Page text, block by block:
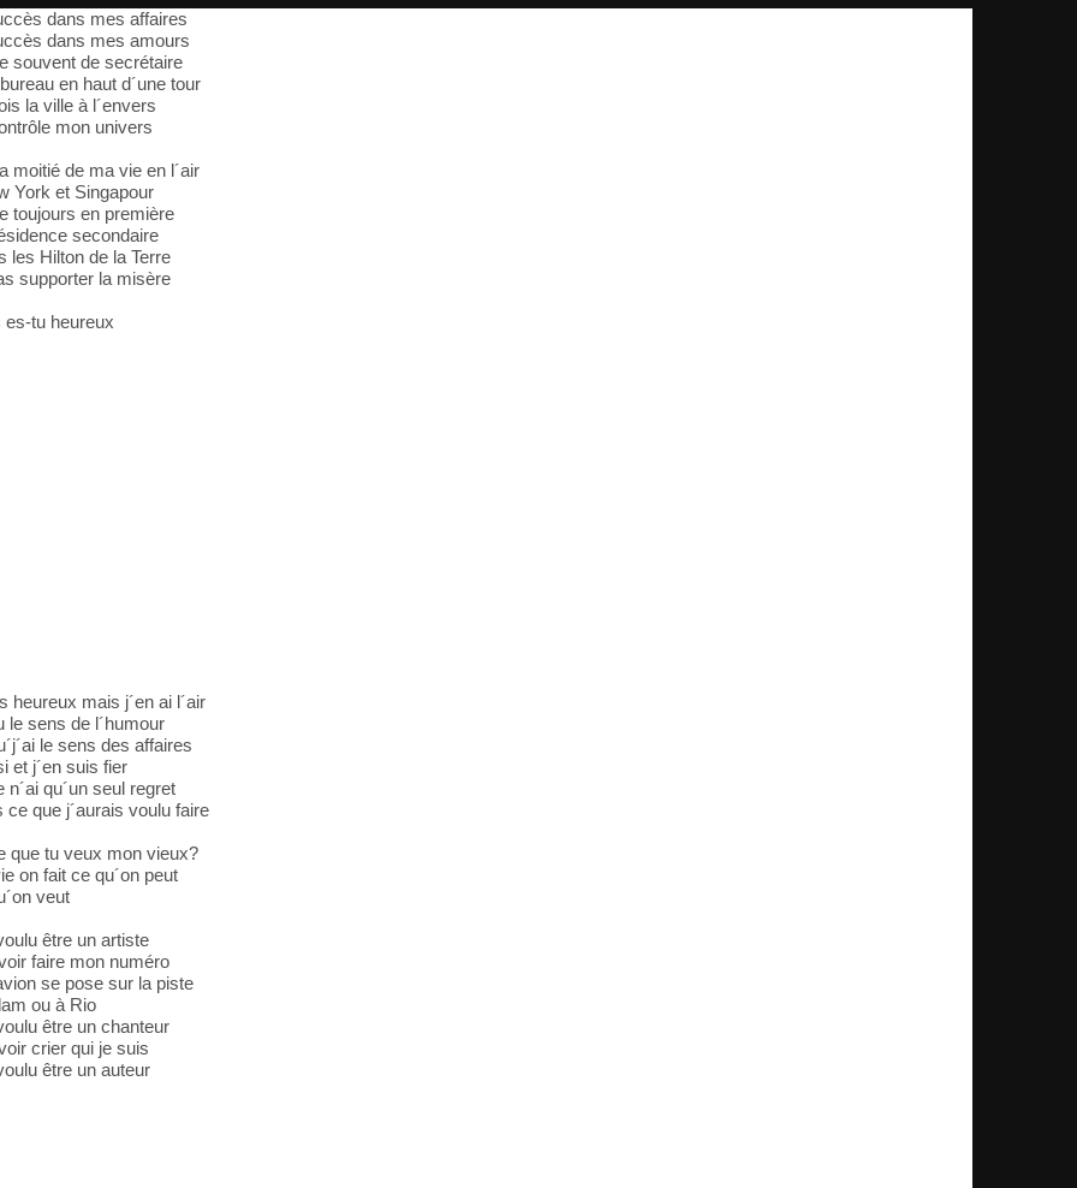
dans mes affaires
dans mes amours
souvent de secrétaire
en haut d´une tour
la ville à l´envers
mon univers
moitié de ma vie en l´air
York et Singapour
toujours en première
secondaire
les Hilton de la Terre
supporter la misère
es-tu heureux
heureux mais j´en ai l´air
le sens de l´humour
le sens des affaires
et j´en suis fier
n´ai qu´un seul regret
ce que j´aurais voulu faire
que tu veux mon vieux?
on fait ce qu´on peut
veut
être un artiste
faire mon numéro
se pose sur la piste
ou à Rio
être un chanteur
crier qui je suis
être un auteur